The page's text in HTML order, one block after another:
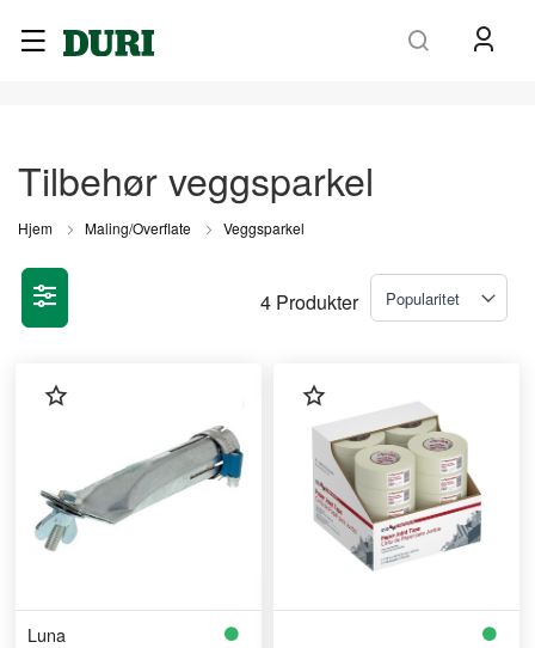
Tilbehør veggsparkel
Hjem Maling/Overflate Veggsparkel
4 Produkter
Luna